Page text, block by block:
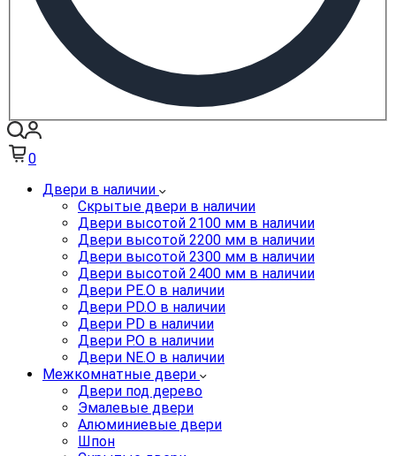
0
Двери в наличии
Скрытые двери в наличии
Двери высотой 2100 мм в наличии
Двери высотой 2200 мм в наличии
Двери высотой 2300 мм в наличии
Двери высотой 2400 мм в наличии
Двери PE.O в наличии
Двери PD.O в наличии
Двери PD в наличии
Двери P.O в наличии
Двери NE.O в наличии
Межкомнатные двери
Двери под дерево
Эмалевые двери
Алюминиевые двери
Шпон